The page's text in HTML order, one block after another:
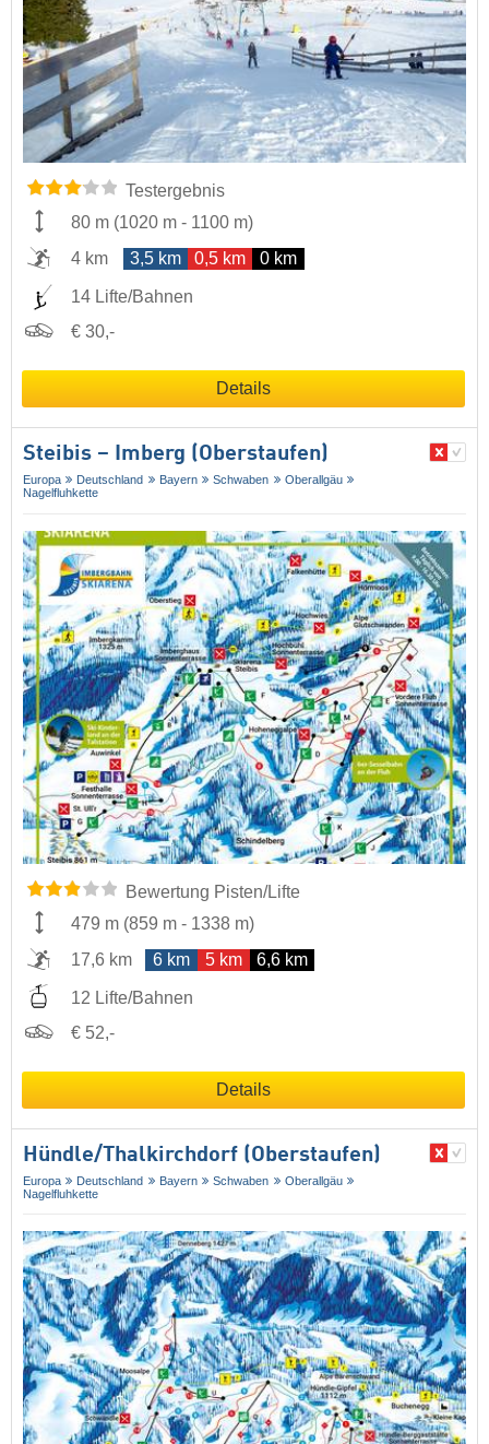
Testergebnis
80 m (1020 m - 1100 m)
4 km
3,5 km 0,5 km 0 km
14 Lifte/Bahnen
€ 30,-
Details
Steibis – Imberg (Oberstaufen)
Europa Deutschland Bayern Schwaben
Oberallgäu
Nagelfluhkette
Bewertung Pisten/Lifte
479 m (859 m - 1338 m)
17,6 km
6 km 5 km 6,6 km
12 Lifte/Bahnen
€ 52,-
Details
Hündle/​Thalkirchdorf (Oberstaufen)
Europa Deutschland Bayern Schwaben
Oberallgäu
Nagelfluhkette